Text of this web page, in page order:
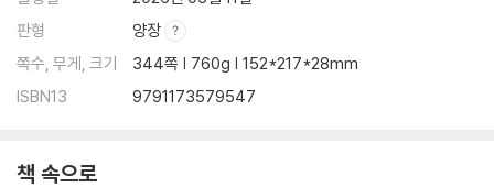
판형
양장
쪽수, 무게, 크기
344쪽 | 760g | 152*217*28mm
ISBN13
9791173579547
책 속으로